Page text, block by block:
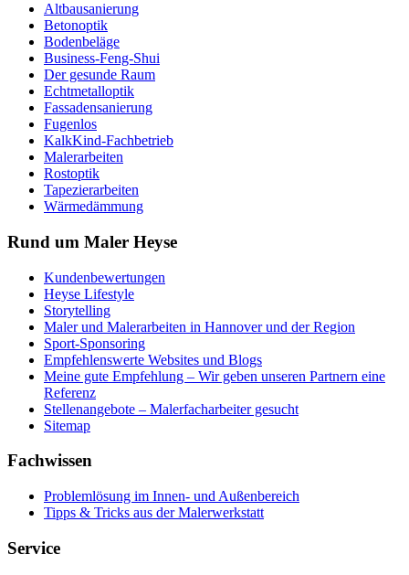
Altbausanierung
Betonoptik
Bodenbeläge
Business-Feng-Shui
Der gesunde Raum
Echtmetalloptik
Fassadensanierung
Fugenlos
KalkKind-Fachbetrieb
Malerarbeiten
Rostoptik
Tapezierarbeiten
Wärmedämmung
Rund um Maler Heyse
Kundenbewertungen
Heyse Lifestyle
Storytelling
Maler und Malerarbeiten in Hannover und der Region
Sport-Sponsoring
Empfehlenswerte Websites und Blogs
Meine gute Empfehlung – Wir geben unseren Partnern eine
Referenz
Stellenangebote – Malerfacharbeiter gesucht
Sitemap
Fachwissen
Problemlösung im Innen- und Außenbereich
Tipps & Tricks aus der Malerwerkstatt
Service